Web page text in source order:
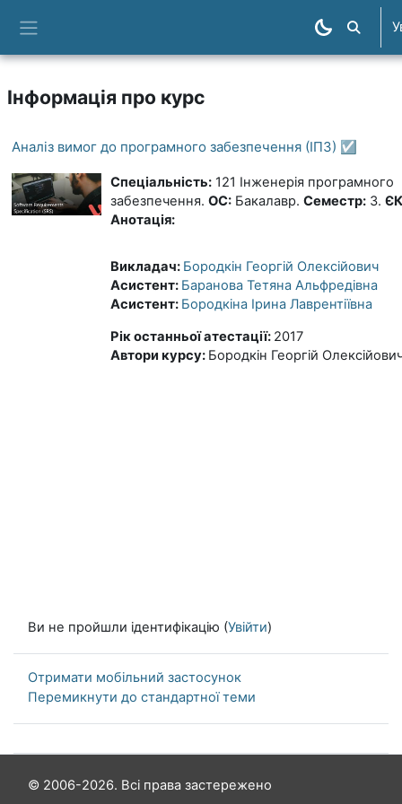
Пошук
Інформація про курс
Аналіз вимог до програмного забезпечення (ІПЗ) ☑️
Спеціальність: 121 Інженерія програмного
забезпечення. ОС: Бакалавр. Семестр: 3.
Анотація:
Викладач: Бородкін Георгій Олексійович
Асистент: Баранова Тетяна Альфредівна
Асистент: Бородкіна Ірина Лаврентіївна
Рік останньої атестації: 2017
Автори курсу: Бородкін Георгій
Ви не пройшли ідентифікацію (Увійти)
Отримати мобільний застосунок
Перемикнути до стандартної теми
© 2006-2026. Всі права застережено